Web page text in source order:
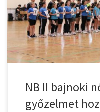
tétmeccsre Mike Mária
Stella 8 (2), Nagy Petra 7,
Anita […]
NB II bajnoki
győzelmet